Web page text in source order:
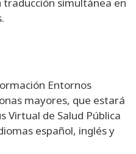
traducción simultánea en
Entornos
mayores, que estará
Virtual de Salud Pública
español, inglés y